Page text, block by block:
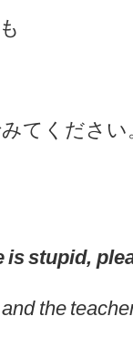
てください
is stupid,
the